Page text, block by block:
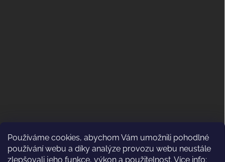
Používáme cookies, abychom Vám umožnili pohodlné
používání webu a díky analýze provozu webu neustále
zlepšovali jeho funkce, výkon a použitelnost. Více info:
ODSTOUPENÍ OD KUPNÍ SMLOUVY
(VRÁCENÍ)